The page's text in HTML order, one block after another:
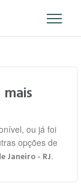
ou já foi
opções de
Janeiro - RJ.